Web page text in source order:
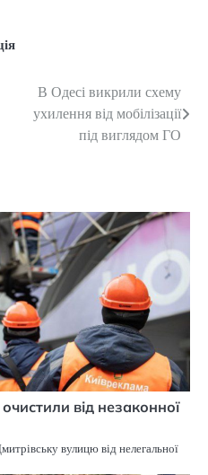
В Одесі викрили схему
ухилення від мобілізації
під виглядом ГО
від незаконної
вулицю від нелегальної